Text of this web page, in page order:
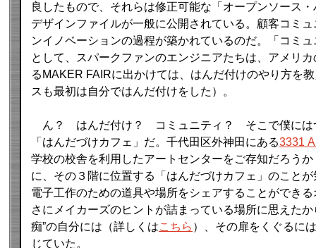
良したもので、それらは修正可能な「オープンソース
デザインファイルが一般に公開されている。顧客コミ
ンイノベーションの過程が築かれているのだ。「コミ
として、スパークファンのエンジニアたちは、アメリ
るMAKER FAIRに出かけては、はんだ付けのやり方を
スも最初は自分ではんだ付けをした）。
ん？ はんだ付け？ コミュニティ？ そこで僕には
「はんだづけカフェ」だ。千代田区外神田にある3331
学校の校舎を利用したアートセンターをご存知だろう
に、その３階に位置する「はんだづけカフェ」のこと
電子工作のための道具や場所をシェアすることができ
さにメイカーズのヒントが詰まっている場所に思えた
痴”の自分には（詳しくはこちら ）、その扉をくぐるに
じていた。